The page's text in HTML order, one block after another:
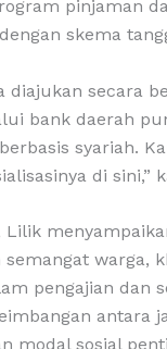
pinjaman
skema
diajukan secara
bank daerah
syariah.
di sini,”
Lilik
semangat warga,
pengajian dan
antara
modal sosial